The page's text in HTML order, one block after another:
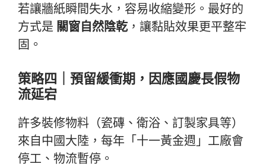
若讓牆紙瞬間失水，容易收縮變形。最好的
方式是 關窗自然陰乾 ，讓黏貼效果更平整牢
固。
策略四｜預留緩衝期，因應國慶長假物
流延宕
許多裝修物料（瓷磚、衛浴、訂製家具等）
來自中國大陸，每年「十一黃金週」工廠會
停工、物流暫停。